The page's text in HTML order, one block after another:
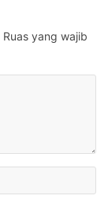
Ruas yang wajib